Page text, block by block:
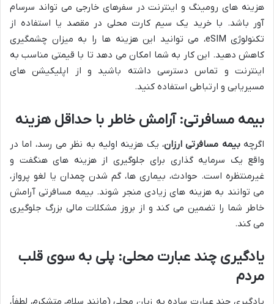
هزینه های رومینگ و اینترنت در سفرهای خارجی می تواند سرسام
آور باشد. با خرید یک سیم کارت محلی در مقصد یا استفاده از
تکنولوژی eSIM، می توانید این هزینه ها را به میزان چشمگیری
کاهش دهید. این کار به شما امکان می دهد تا با قیمتی مناسب به
اینترنت و تماس دسترسی داشته باشید و از اپلیکیشن های
مسیریابی و ارتباطی استفاده کنید.
بیمه مسافرتی: آرامش خاطر با حداقل هزینه
اگرچهبیمه مسافرتی ارزان، یک هزینه اولیه به نظر می رسد، اما در
واقع یک سرمایه گذاری برای جلوگیری از هزینه های هنگفت و
غیرمنتظره است. حوادث، بیماری ها، گم شدن چمدان یا لغو پرواز،
می توانند به هزینه های زیادی منجر شوند. بیمه مسافرتی آرامش
خاطر شما را تضمین می کند و از بروز مشکلات مالی بزرگ جلوگیری
می کند.
یادگیری چند عبارت محلی: پلی به سوی قلب
مردم
یادگیری چند عبارت ساده به زبان محلی (مانند سلام، متشکرم، لطفاً،